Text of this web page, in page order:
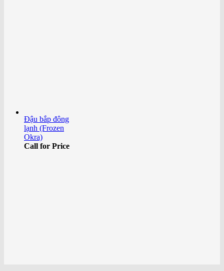
Đậu bắp đông
lạnh (Frozen
Okra)
Call for Price